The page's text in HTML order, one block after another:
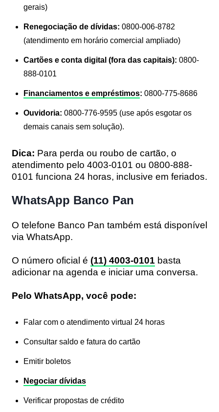
gerais)
Renegociação de dívidas: 0800-006-8782
(atendimento em horário comercial ampliado)
Cartões e conta digital (fora das capitais): 0800-
888-0101
Financiamentos e empréstimos: 0800-775-8686
Ouvidoria: 0800-776-9595 (use após esgotar os
demais canais sem solução).
Dica: Para perda ou roubo de cartão, o
atendimento pelo 4003-0101 ou 0800-888-
0101 funciona 24 horas, inclusive em feriados.
WhatsApp Banco Pan
O telefone Banco Pan também está disponível
via WhatsApp.
O número oficial é (11) 4003-0101 basta
adicionar na agenda e iniciar uma conversa.
Pelo WhatsApp, você pode:
Falar com o atendimento virtual 24 horas
Consultar saldo e fatura do cartão
Emitir boletos
Negociar dívidas
Verificar propostas de crédito